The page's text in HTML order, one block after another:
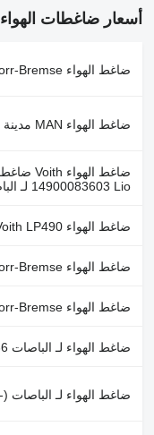
أسعار ضاغطات الهواء MAN
ضاغط الهواء Knorr-Bremse لـ الباصات MAN LIONS CITY (01.04-)
ضاغط الهواء MAN مدينة الأسود a78 (01.04-) لـ الباصات MAN Lion's bus (1991-)
14900083603 Lio لـ الباصات MAN Lions City
ضاغط الهواء Voith LP490 لـ الباصات MAN D2066LUH
ضاغط الهواء Knorr-Bremse لـ الباصات MAN
ضاغط الهواء Knorr-Bremse لـ الباصات MAN
ضاغط الهواء لـ الباصات MAN BUS D0836
ضاغط الهواء لـ الباصات MAN Bus (1970-)